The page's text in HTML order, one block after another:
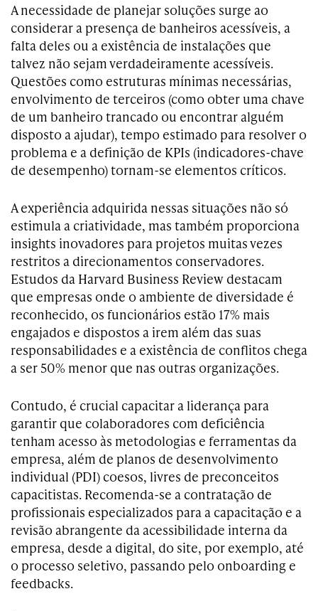
A necessidade de planejar soluções surge ao
considerar a presença de banheiros acessíveis, a
falta deles ou a existência de instalações que
talvez não sejam verdadeiramente acessíveis.
Questões como estruturas mínimas necessárias,
envolvimento de terceiros (como obter uma chave
de um banheiro trancado ou encontrar alguém
disposto a ajudar), tempo estimado para resolver o
problema e a definição de KPIs (indicadores-chave
de desempenho) tornam-se elementos críticos.
A experiência adquirida nessas situações não só
estimula a criatividade, mas também proporciona
insights inovadores para projetos muitas vezes
restritos a direcionamentos conservadores.
Estudos da Harvard Business Review destacam
que empresas onde o ambiente de diversidade é
reconhecido, os funcionários estão 17% mais
engajados e dispostos a irem além das suas
responsabilidades e a existência de conflitos chega
a ser 50% menor que nas outras organizações.
Contudo, é crucial capacitar a liderança para
garantir que colaboradores com deficiência
tenham acesso às metodologias e ferramentas da
empresa, além de planos de desenvolvimento
individual (PDI) coesos, livres de preconceitos
capacitistas. Recomenda-se a contratação de
profissionais especializados para a capacitação e a
revisão abrangente da acessibilidade interna da
empresa, desde a digital, do site, por exemplo, até
o processo seletivo, passando pelo onboarding e
feedbacks.